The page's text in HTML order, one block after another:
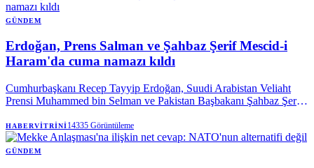
GÜNDEM
Erdoğan, Prens Salman ve Şahbaz Şerif Mescid-i
Haram'da cuma namazı kıldı
Cumhurbaşkanı Recep Tayyip Erdoğan, Suudi Arabistan Veliaht
Prensi Muhammed bin Selman ve Pakistan Başbakanı Şahbaz Şerif
HABERVITRINI14335 Görüntüleme
GÜNDEM